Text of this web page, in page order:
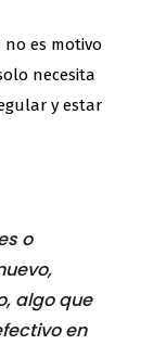
es motivo
necesita
y estar
o
algo que
en